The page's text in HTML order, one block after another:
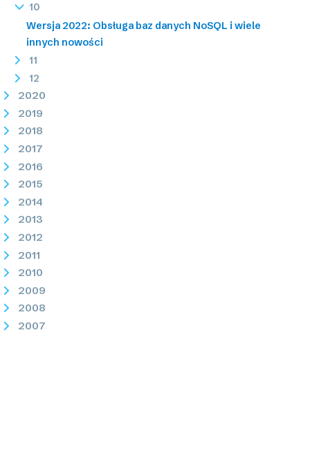
10
Wersja 2022: Obsługa baz danych NoSQL i wiele
innych nowości
11
12
2020
2019
2018
2017
2016
2015
2014
2013
2012
2011
2010
2009
2008
2007